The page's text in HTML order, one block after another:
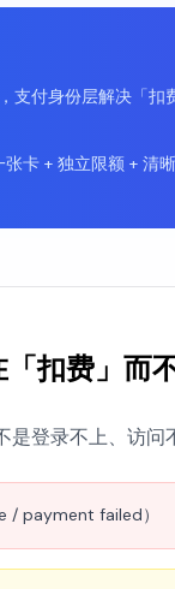
支付身份层解决「扣
卡 + 独立限额 + 清
扣费」而
登录不上、访问
/ payment failed）